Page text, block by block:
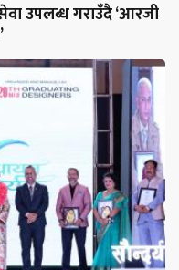
उपलब्ध गराउँदै ‘आरजी